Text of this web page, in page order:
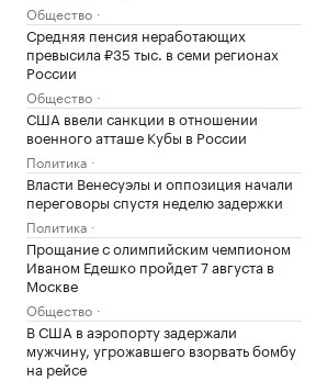
Общество
Средняя пенсия неработающих
превысила ₽35 тыс. в семи регионах
России
Общество
США ввели санкции в отношении
военного атташе Кубы в России
Политика
Власти Венесуэлы и оппозиция начали
переговоры спустя неделю задержки
Политика
Прощание с олимпийским чемпионом
Иваном Едешко пройдет 7 августа в
Москве
Общество
В США в аэропорту задержали
мужчину, угрожавшего взорвать бомбу
на рейсе